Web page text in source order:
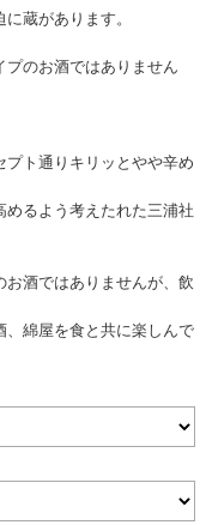
蔵があります。
のお酒ではありません
ト通りキリッとやや辛め
るよう考えたれた三浦社
酒ではありませんが、飲
、綿屋を食と共に楽しんで